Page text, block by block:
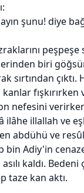
şunu! diye
peşpeşe
biri
sırtından çıktı.
fışkırırken
nefesini
ilâhe illallah ve
abdühü ve
bin Adiy'in
kaldı.
taze kan aktı.